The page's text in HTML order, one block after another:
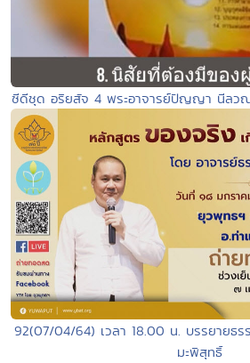
ซีดีชุด อริยสัจ 4 พระอาจารย์ปัญญา นีล
92(07/04/64) เวลา 18.00 น. บรรยายธร
มะพิสุทธิ์